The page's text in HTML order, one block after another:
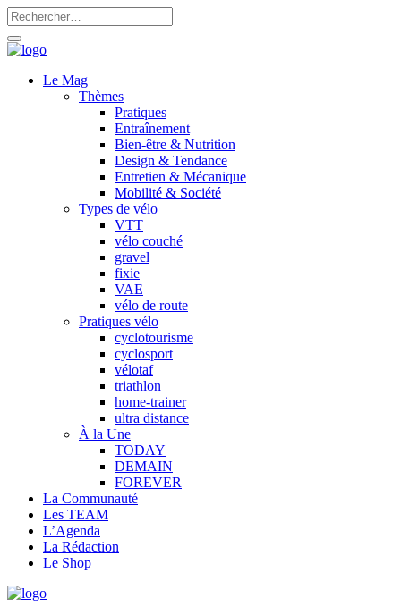
Le Mag
Thèmes
Pratiques
Entraînement
Bien-être & Nutrition
Design & Tendance
Entretien & Mécanique
Mobilité & Société
Types de vélo
VTT
vélo couché
gravel
fixie
VAE
vélo de route
Pratiques vélo
cyclotourisme
cyclosport
vélotaf
triathlon
home-trainer
ultra distance
À la Une
TODAY
DEMAIN
FOREVER
La Communauté
Les TEAM
L’Agenda
La Rédaction
Le Shop